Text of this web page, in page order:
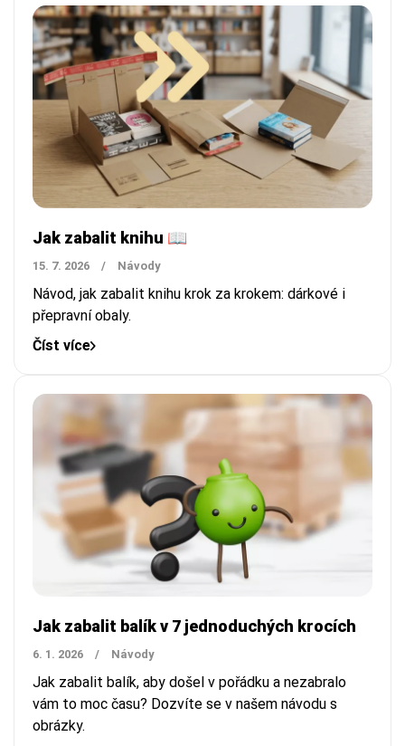
Jak zabalit knihu 📖
15. 7. 2026 / Návody
Návod, jak zabalit knihu krok za krokem: dárkové i
přepravní obaly.
Číst více
Jak zabalit balík v 7 jednoduchých krocích
6. 1. 2026 / Návody
Jak zabalit balík, aby došel v pořádku a nezabralo
vám to moc času? Dozvíte se v našem návodu s
obrázky.